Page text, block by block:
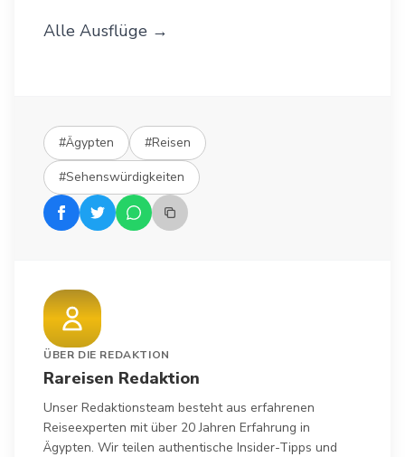
Alle Ausflüge →
#Ägypten
#Reisen
#Sehenswürdigkeiten
ÜBER DIE REDAKTION
Rareisen Redaktion
Unser Redaktionsteam besteht aus erfahrenen
Reiseexperten mit über 20 Jahren Erfahrung in
Ägypten. Wir teilen authentische Insider-Tipps und